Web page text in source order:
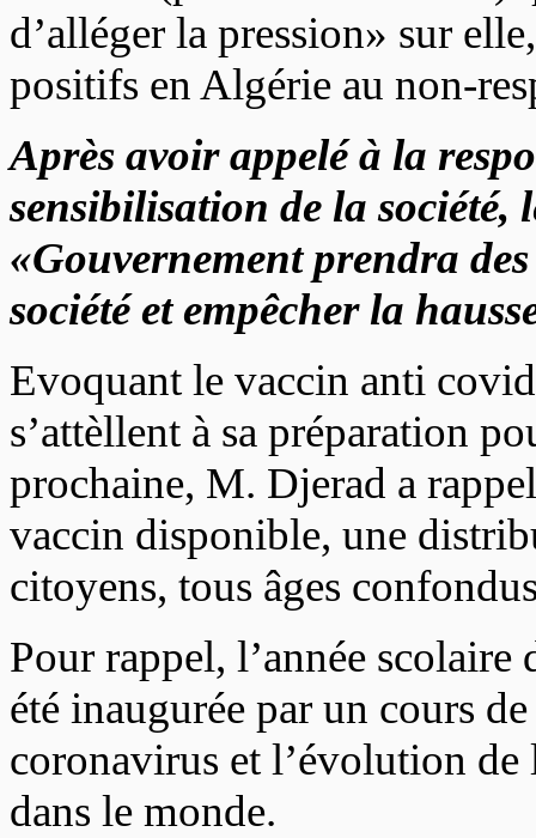
d’alléger la pression» sur
positifs en Algérie au non-
Après avoir appelé à la
sensibilisation de la
«Gouvernement prendra
société et empêcher la
Evoquant le vaccin anti
s’attèllent à sa préparation
prochaine, M. Djerad a
vaccin disponible, une
citoyens, tous âges
Pour rappel, l’année scolaire
été inaugurée par un cours
coronavirus et l’évolution
dans le monde.